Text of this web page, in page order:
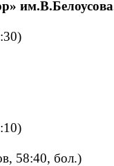
58:40, бол.)